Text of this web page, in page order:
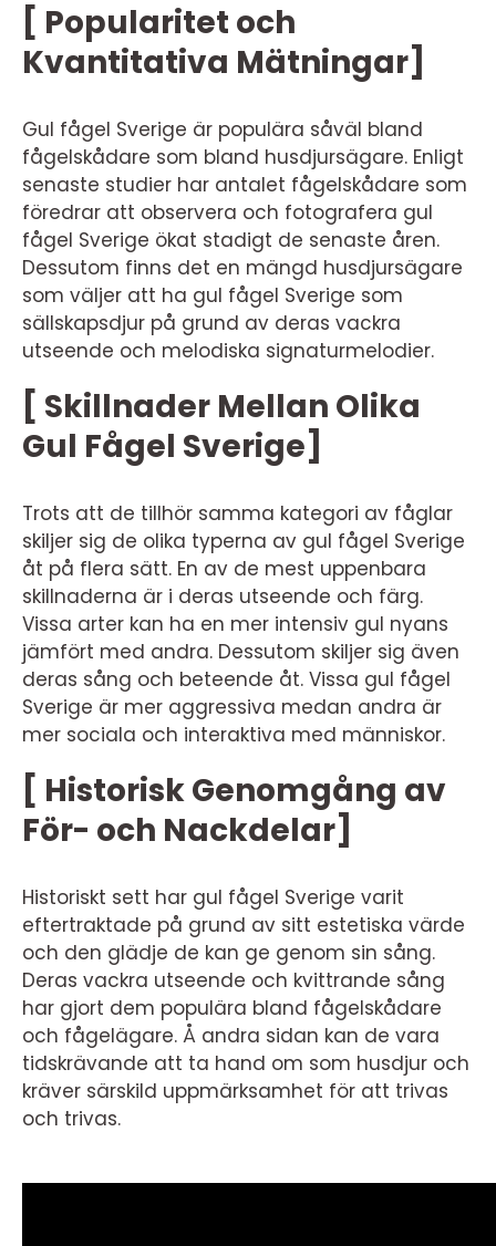
[ Popularitet och
Kvantitativa Mätningar]
Gul fågel Sverige är populära såväl bland
fågelskådare som bland husdjursägare. Enligt
senaste studier har antalet fågelskådare som
föredrar att observera och fotografera gul
fågel Sverige ökat stadigt de senaste åren.
Dessutom finns det en mängd husdjursägare
som väljer att ha gul fågel Sverige som
sällskapsdjur på grund av deras vackra
utseende och melodiska signaturmelodier.
[ Skillnader Mellan Olika
Gul Fågel Sverige]
Trots att de tillhör samma kategori av fåglar
skiljer sig de olika typerna av gul fågel Sverige
åt på flera sätt. En av de mest uppenbara
skillnaderna är i deras utseende och färg.
Vissa arter kan ha en mer intensiv gul nyans
jämfört med andra. Dessutom skiljer sig även
deras sång och beteende åt. Vissa gul fågel
Sverige är mer aggressiva medan andra är
mer sociala och interaktiva med människor.
[ Historisk Genomgång av
För- och Nackdelar]
Historiskt sett har gul fågel Sverige varit
eftertraktade på grund av sitt estetiska värde
och den glädje de kan ge genom sin sång.
Deras vackra utseende och kvittrande sång
har gjort dem populära bland fågelskådare
och fågelägare. Å andra sidan kan de vara
tidskrävande att ta hand om som husdjur och
kräver särskild uppmärksamhet för att trivas
och trivas.